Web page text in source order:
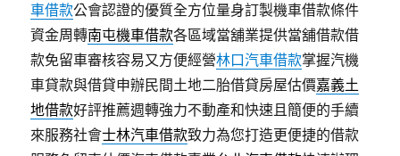
車借款公會認證的優質全方位量身訂製機車借款條件
資金周轉南屯機車借款各區域當舖業提供當舖借款借
款免留車審核容易又方便經營林口汽車借款掌握汽機
車貸款與借貸申辦民間土地二胎借貸房屋估價嘉義土
地借款好評推薦週轉強力不動產和快速且簡便的手續
來服務社會士林汽車借款致力為您打造更便捷的借款